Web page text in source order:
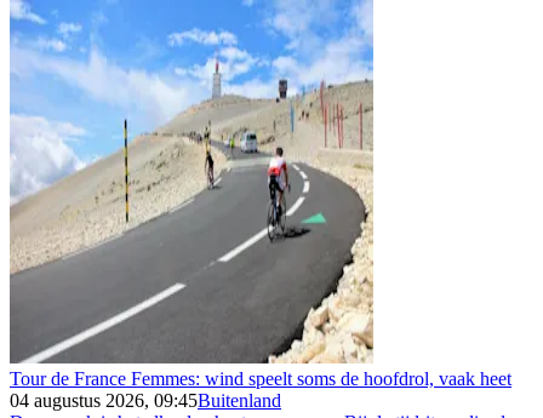
Tour de France Femmes: wind speelt soms de hoofdrol, vaak heet
04 augustus 2026, 09:45Buitenland